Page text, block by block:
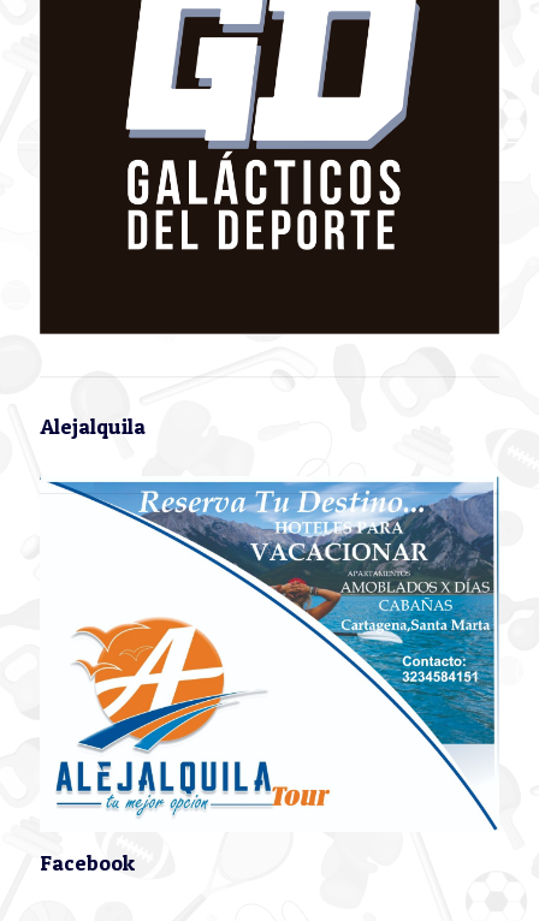
Alejalquila
Facebook